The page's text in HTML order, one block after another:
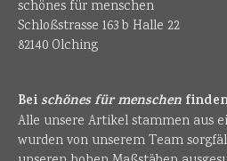
schönes für menschen
Schloßstrasse 163 b Halle 22
82140 Olching
Beischönes für menschen
Alle unsere Artikel stammen aus
wurden von unserem Team